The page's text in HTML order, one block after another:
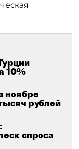
10%
ноябре
рублей
спроса